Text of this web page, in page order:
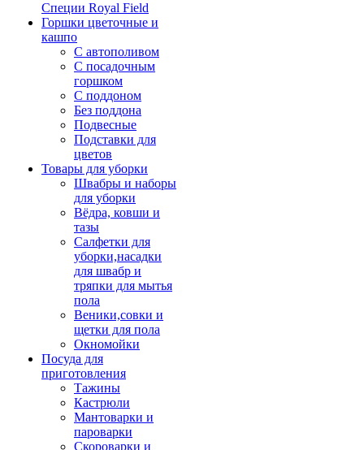
Специи Royal Field
Горшки цветочные и
кашпо
С автополивом
С посадочным
горшком
С поддоном
Без поддона
Подвесные
Подставки для
цветов
Товары для уборки
Швабры и наборы
для уборки
Вёдра, ковши и
тазы
Салфетки для
уборки,насадки
для швабр и
тряпки для мытья
пола
Веники,совки и
щетки для пола
Окномойки
Посуда для
приготовления
Тажины
Кастрюли
Мантоварки и
пароварки
Скороварки и